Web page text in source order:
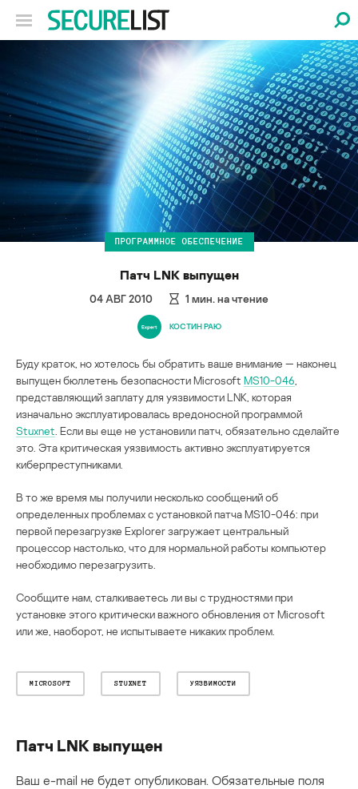
ПРОГРАММНОЕ ОБЕСПЕЧЕНИЕ
Патч LNK выпущен
04 АВГ 2010 1 мин. на чтение
КОСТИН РАЮ
Буду краток, но хотелось бы обратить ваше внимание — наконец
выпущен бюллетень безопасности Microsoft MS10-046
представляющий заплату для уязвимости LNK, которая
изначально эксплуатировалась вредоносной программой
Stuxnet . Если вы еще не установили патч, обязательно сделайте
это. Эта критическая уязвимость активно эксплуатируется
киберпреступниками.
В то же время мы получили несколько сообщений об
определенных проблемах с установкой патча MS10-046: при
первой перезагрузке Explorer загружает центральный
процессор настолько, что для нормальной работы компьютер
необходимо перезагрузить.
Сообщите нам, сталкиваетесь ли вы с трудностями при
установке этого критически важного обновления от Microsoft
или же, наоборот, не испытываете никаких проблем.
MICROSOFT STUXNET УЯЗВИМОСТИ
Патч LNK выпущен
Ваш e-mail не будет опубликован. Обязательные поля